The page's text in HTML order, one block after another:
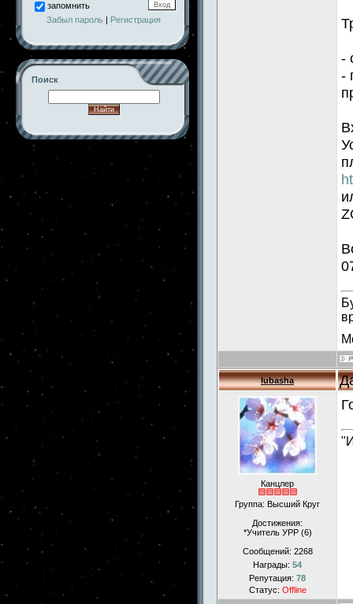
запомнить
Забыл пароль | Регистрация
Поиск
-
-
lubasha
Канцлер
Группа: Высший Круг
Достижения:
*Учитель УРР (6)
Сообщений: 2268
Награды: 54
Репутация: 78
Статус: Offline